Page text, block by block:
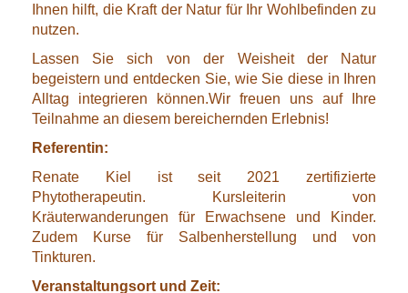
Ihnen hilft, die Kraft der Natur für Ihr Wohlbefinden zu
nutzen.
Lassen Sie sich von der Weisheit der Natur
begeistern und entdecken Sie, wie Sie diese in Ihren
Alltag integrieren können.Wir freuen uns auf Ihre
Teilnahme an diesem bereichernden Erlebnis!
Referentin:
Renate Kiel ist seit 2021 zertifizierte
Phytotherapeutin. Kursleiterin von
Kräuterwanderungen für Erwachsene und Kinder.
Zudem Kurse für Salbenherstellung und von
Tinkturen.
Veranstaltungsort und Zeit: